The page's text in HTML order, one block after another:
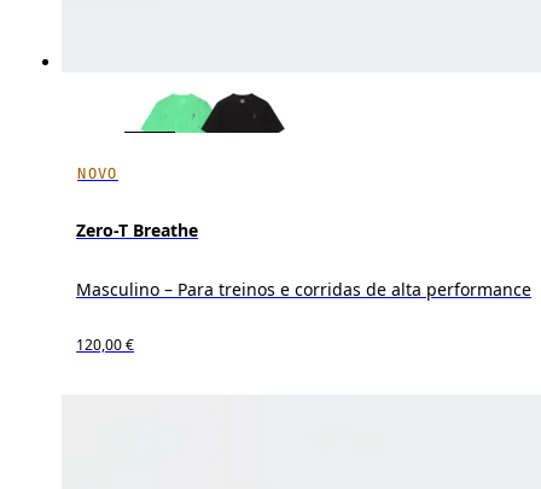
NOVO
Zero-T Breathe
Masculino – Para treinos e corridas de alta performance
120,00 €